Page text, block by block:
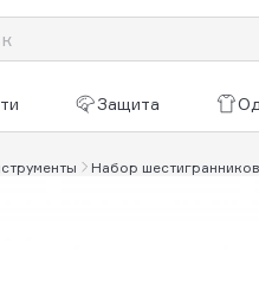
Защита
Набор